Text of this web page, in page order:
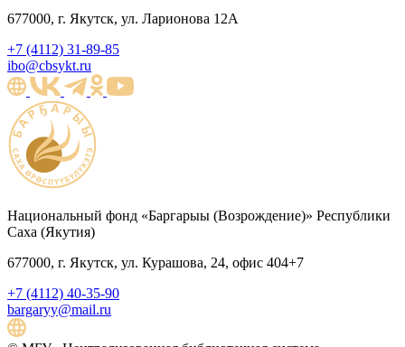
677000, г. Якутск, ул. Ларионова 12А
+7 (4112) 31-89-85
ibo@cbsykt.ru
Национальный фонд «Баргарыы (Возрождение)» Республики
Саха (Якутия)
677000, г. Якутск, ул. Курашова, 24, офис 404+7
+7 (4112) 40-35-90
bargaryy@mail.ru